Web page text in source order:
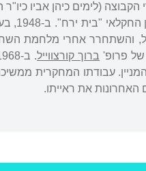
הקבוצה (לימים כיהן אביו
בבתי
ברוך קורצווייל
1998, בדרגת פרופסור מן המניין.
את ראייתו.